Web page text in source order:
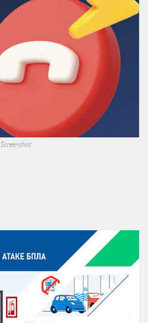
Screenshot